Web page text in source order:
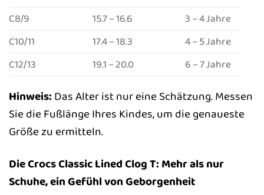
C8/9
15.7 – 16.6
3 – 4 Jahre
C10/11
17.4 – 18.3
4 – 5 Jahre
C12/13
19.1 – 20.0 6 – 7 Jahre
Hinweis: Das Alter ist nur eine Schätzung. Messen
Sie die Fußlänge Ihres Kindes, um die genaueste
Größe zu ermitteln.
Die Crocs Classic Lined Clog T: Mehr als nur
Schuhe, ein Gefühl von Geborgenheit